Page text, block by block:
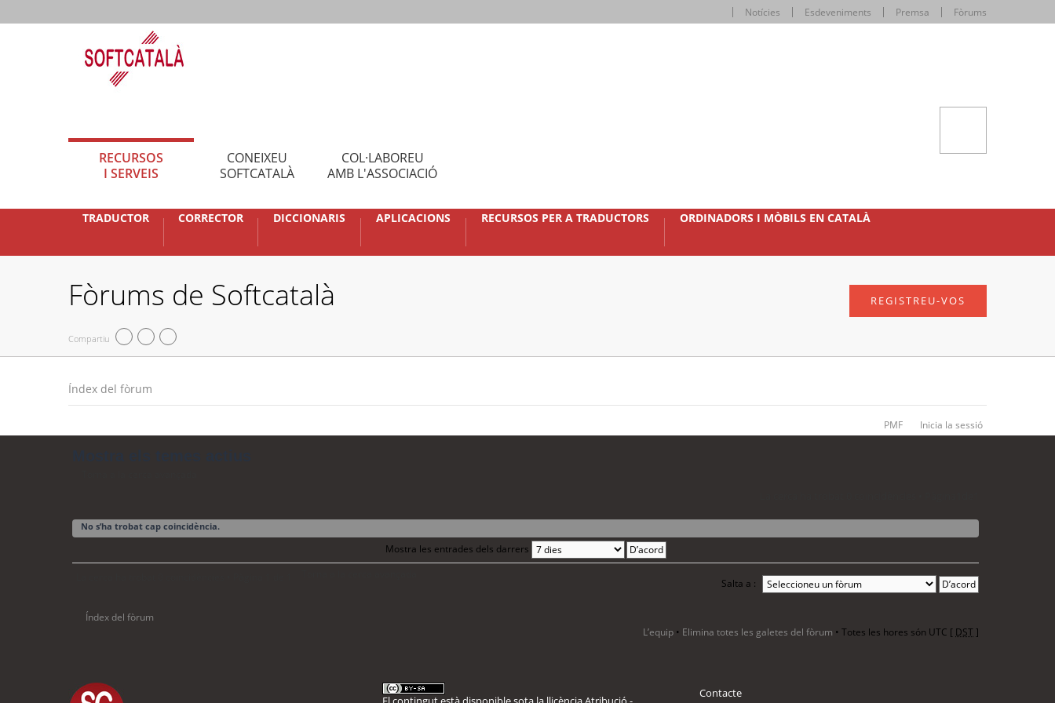
Notícies Esdeveniments Premsa Fòrums
RECURSOS
I SERVEIS
CONEIXEU
SOFTCATALÀ
COL·LABOREU
AMB L'ASSOCIACIÓ
TRADUCTOR CORRECTOR DICCIONARIS APLICACIONS RECURSOS PER A TRADUCTORS ORDINADORS I MÒBILS EN CATALÀ
Fòrums de Softcatalà
Compartiu
REGISTREU-VOS
Índex del fòrum
PMF Inicia la sessió
No s’ha trobat cap coincidència.
Mostra les entrades dels darrers
Salta a :
Índex del fòrum
L’equip • Elimina totes les galetes del fòrum • Totes les hores són UTC [ DST]
Contacte